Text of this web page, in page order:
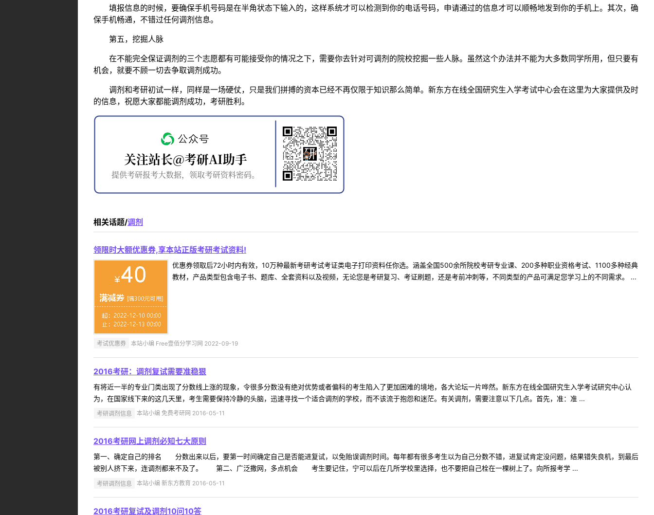
填报信息的时候，要确保手机号码是在半角状态下输入的，这样系统才可以检测到你的电话号码，申请通过的信息才可以顺畅地发到你的手机上。其次，确
保手机畅通，不错过任何调剂信息。
第五，挖掘人脉
在不能完全保证调剂的三个志愿都有可能接受你的情况之下，需要你去针对可调剂的院校挖掘一些人脉。虽然这个办法并不能为大多数同学所用，但只要有
机会，就要不顾一切去争取调剂成功。
调剂和考研初试一样，同样是一场硬仗，只是我们拼搏的资本已经不再仅限于知识那么简单。新东方在线全国研究生入学考试中心会在这里为大家提供及时
的信息，祝愿大家都能调剂成功，考研胜利。
相关话题/调剂
领限时大额优惠券,享本站正版考研考试资料!
优惠券领取后72小时内有效，10万种最新考研考试考证类电子打印资料任你选。涵盖全国500余所院校考研专业课、200多种职业资格考试、1100多种经典
教材，产品类型包含电子书、题库、全套资料以及视频，无论您是考研复习、考证刷题，还是考前冲刺等，不同类型的产品可满足您学习上的不同需求。 ...
考试优惠券 本站小编 Free壹佰分学习网 2022-09-19
2016考研：调剂复试需要准稳狠
有将近一半的专业门类出现了分数线上涨的现象，令很多分数没有绝对优势或者偏科的考生陷入了更加困难的境地，各大论坛一片哗然。新东方在线全国研究生入学考试研究中心认
为，在国家线下来的这几天里，考生需要保持冷静的头脑，迅速寻找一个适合调剂的学校，而不该流于抱怨和迷茫。有关调剂，需要注意以下几点。首先，准：准 ...
考研调剂信息 本站小编 免费考研网 2016-05-11
2016考研网上调剂必知七大原则
第一、确定自己的排名 分数出来以后，要第一时间确定自己是否能进复试，以免贻误调剂时间。每年都有很多考生以为自己分数不错，进复试肯定没问题，结果错失良机，到最后
被别人挤下来，连调剂都来不及了。 第二、广泛撒网，多点机会 考生要记住，宁可以后在几所学校里选择，也不要把自己栓在一棵树上了。向所报考学 ...
考研调剂信息 本站小编 新东方教育 2016-05-11
2016考研复试及调剂10问10答